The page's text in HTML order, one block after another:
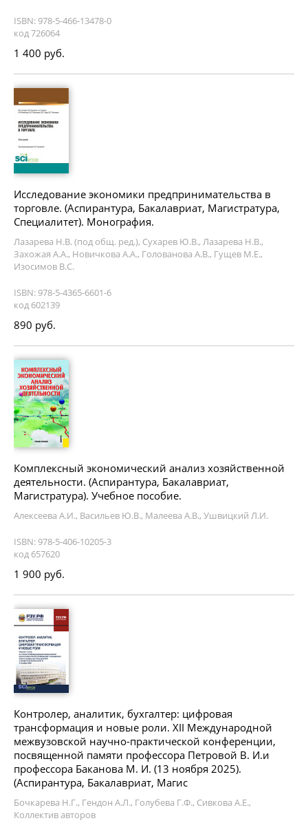
ISBN: 978-5-466-13478-0
код 726064
1 400 руб.
Исследование экономики предпринимательства в
торговле. (Аспирантура, Бакалавриат, Магистратура,
Специалитет). Монография.
Лазарева Н.В. (под общ. ред.), Сухарев Ю.В., Лазарева Н.В.,
Захожая А.А., Новичкова А.А., Голованова А.В., Гущев М.Е.,
Изосимов В.С.
ISBN: 978-5-4365-6601-6
код 602139
890 руб.
Комплексный экономический анализ хозяйственной
деятельности. (Аспирантура, Бакалавриат,
Магистратура). Учебное пособие.
Алексеева А.И., Васильев Ю.В., Малеева А.В., Ушвицкий Л.И.
ISBN: 978-5-406-10205-3
код 657620
1 900 руб.
Контролер, аналитик, бухгалтер: цифровая
трансформация и новые роли. XII Международной
межвузовской научно-практической конференции,
посвященной памяти профессора Петровой В. И.и
профессора Баканова М. И. (13 ноября 2025).
(Аспирантура, Бакалавриат, Магис
Бочкарева Н.Г., Гендон А.Л., Голубева Г.Ф., Сивкова А.Е.,
Коллектив авторов